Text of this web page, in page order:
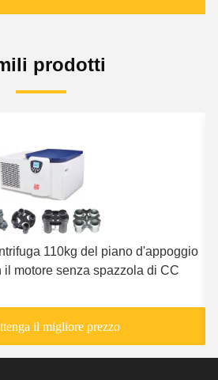
prodotti
110kg del piano d'appoggio
motore senza spazzola di CC
il migliore prezzo